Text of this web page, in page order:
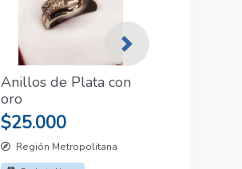
Anillos de Plata con
oro
$25.000
Región Metropolitana
Next